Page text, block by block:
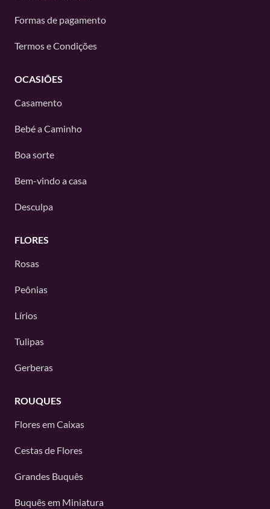
Formas de pagamento
Termos e Condições
OCASIÕES
Casamento
Bebé a Caminho
Boa sorte
Bem-vindo a casa
Desculpa
FLORES
Rosas
Peônias
Lírios
Tulipas
Gerberas
ROUQUES
Flores em Caixas
Cestas de Flores
Grandes Buquês
Buquês em Miniatura